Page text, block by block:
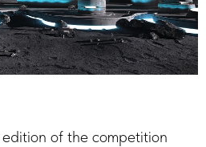
of the competition